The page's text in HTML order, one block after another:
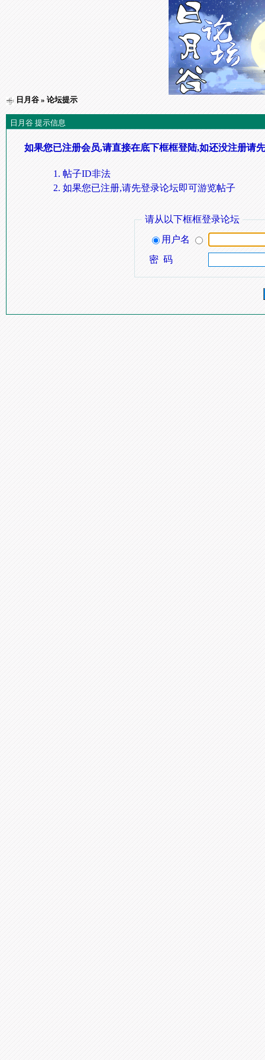
日月谷» 论坛提示
日月谷 提示信息
如果您已注册会员,请直接在底下框框登陆,如还没注册请
帖子ID非法
如果您已注册,请先登录论坛即可游览帖子
请从以下框框登录论坛
用户名
密 码